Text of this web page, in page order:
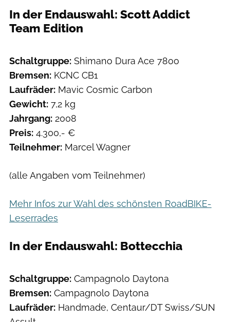
In der Endauswahl: Scott Addict
Team Edition
Schaltgruppe: Shimano Dura Ace 7800
Bremsen: KCNC CB1
Laufräder: Mavic Cosmic Carbon
Gewicht: 7,2 kg
Jahrgang: 2008
Preis: 4.300,- €
Teilnehmer: Marcel Wagner
(alle Angaben vom Teilnehmer)
Mehr Infos zur Wahl des schönsten RoadBIKE-
Leserrades
In der Endauswahl: Bottecchia
Schaltgruppe: Campagnolo Daytona
Bremsen: Campagnolo Daytona
Laufräder: Handmade, Centaur/DT Swiss/SUN